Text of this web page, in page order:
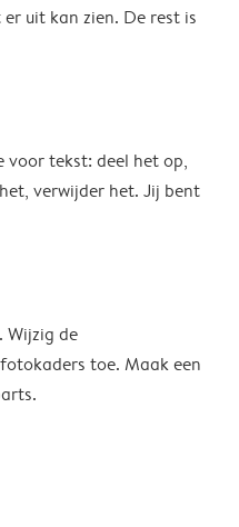
uit kan zien. De rest is
voor tekst: deel het op,
verwijder het. Jij bent
Wijzig de
toe. Maak een